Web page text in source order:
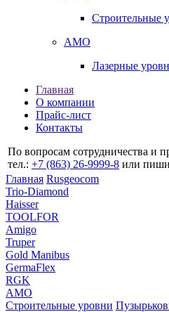
Строительные
AMO
Лазерные
Главная
О компании
Прайс-лист
Контакты
По вопросам сотрудничества и
тел.: +7 (863) 26‐9999‐8 или
Главная Rusgeocom
Trio-Diamond
Haisser
TOOLFOR
Amigo
Truper
Gold Manibus
GermaFlex
RGK
AMO
Строительные уровни